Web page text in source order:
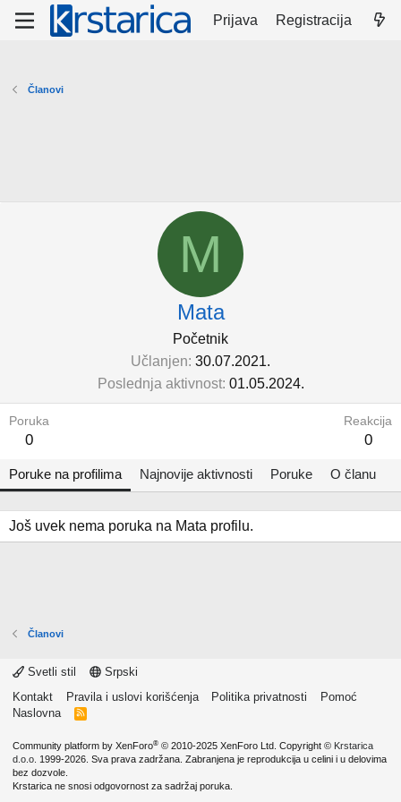
Prijava Registracija
Članovi
M
Mata
Početnik
Učlanjen 30.07.2021.
Poslednja aktivnost 01.05.2024.
Poruka
0
Reakcija
0
Poruke na profilima Najnovije aktivnosti Poruke O članu
Još uvek nema poruka na Mata profilu.
Članovi
Svetli stil
Srpski
Kontakt
Pravila i uslovi korišćenja Politika privatnosti
Pomoć
Naslovna
R
Community platform by XenForo® © 2010-2025 XenForo Ltd. Copyright © Krstarica
d.o.o. 1999-2026. Sva prava zadržana. Zabranjena je reprodukcija u celini i u delovima
bez dozvole.
Krstarica ne snosi odgovornost za sadržaj poruka.